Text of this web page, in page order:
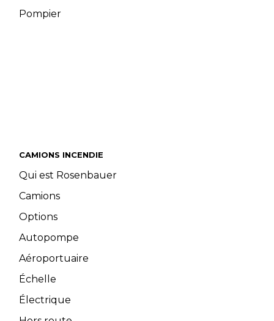
Pompier
CAMIONS INCENDIE
Qui est Rosenbauer
Camions
Options
Autopompe
Aéroportuaire
Échelle
Électrique